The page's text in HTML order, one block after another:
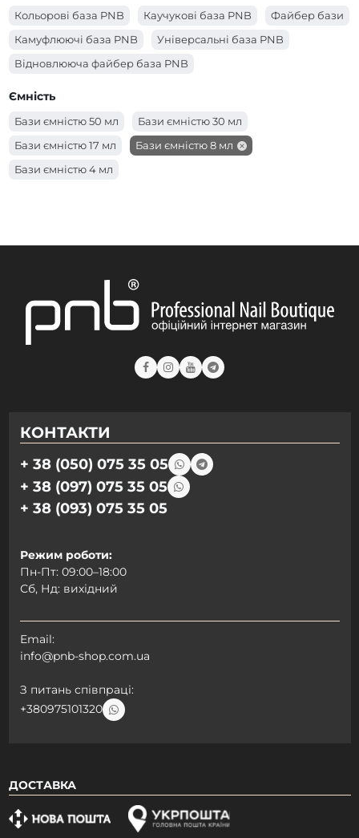
Кольорові база PNB Каучукові база PNB
Файбер бази
Камуфлюючі база PNB
Універсальні база PNB
Відновлююча файбер база PNB
Ємність
Бази ємністю 50 мл
Бази ємністю 30 мл
Бази ємністю 17 мл
Бази ємністю 8 мл
Бази ємністю 4 мл
ДОСТАВКА
КОНТАКТИ
+ 38 (050) 075 35 05
+ 38 (097) 075 35 05
+ 38 (093) 075 35 05
Режим роботи:
Пн-Пт: 09:00–18:00
Сб, Нд: вихідний
Email:
info@pnb-shop.com.ua
З питань співпраці:
+380975101320